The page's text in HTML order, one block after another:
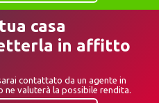
casa
in affitto
contattato da un agente in
ne valuterà la possibile rendita.